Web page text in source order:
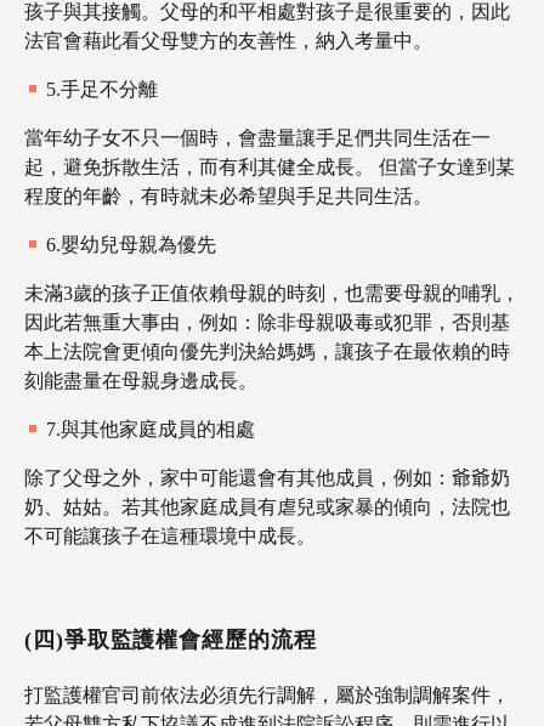
孩子與其接觸。父母的和平相處對孩子是很重要的，因此
法官會藉此看父母雙方的友善性，納入考量中。
5.手足不分離
當年幼子女不只一個時，會盡量讓手足們共同生活在一
起，避免拆散生活，而有利其健全成長。 但當子女達到某
程度的年齡，有時就未必希望與手足共同生活。
6.嬰幼兒母親為優先
未滿3歲的孩子正值依賴母親的時刻，也需要母親的哺乳，
因此若無重大事由，例如：除非母親吸毒或犯罪，否則基
本上法院會更傾向優先判決給媽媽，讓孩子在最依賴的時
刻能盡量在母親身邊成長。
7.與其他家庭成員的相處
除了父母之外，家中可能還會有其他成員，例如：爺爺奶
奶、姑姑。若其他家庭成員有虐兒或家暴的傾向，法院也
不可能讓孩子在這種環境中成長。
(四)爭取監護權會經歷的流程
打監護權官司前依法必須先行調解，屬於強制調解案件，